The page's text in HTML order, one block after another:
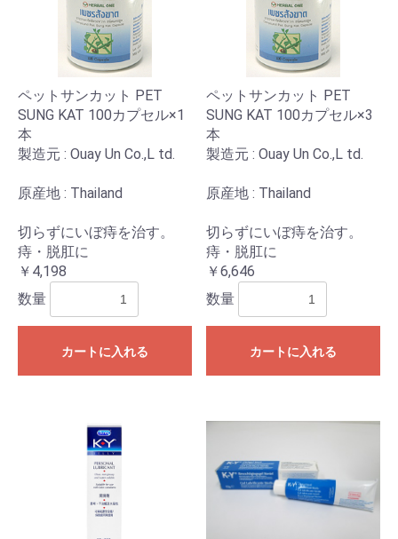
ペットサンカット PET
SUNG KAT 100カプセル×1
本
製造元 : Ouay Un Co.,L td.
原産地 : Thailand
切らずにいぼ痔を治す。
痔・脱肛に
￥4,198
数量
カートに入れる
ペットサンカット PET
SUNG KAT 100カプセル×3
本
製造元 : Ouay Un Co.,L td.
原産地 : Thailand
切らずにいぼ痔を治す。
痔・脱肛に
￥6,646
数量
カートに入れる